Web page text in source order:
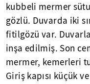
kubbeli mermer
gözlü. Duvarda iki
fitilgözü var.
inşa edilmiş. Son
mermer, kemerleri
Giriş kapısı küçük